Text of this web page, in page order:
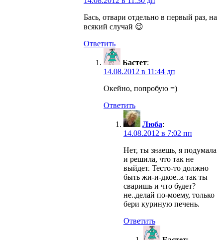
Бась, отвари отдельно в первый раз, на
всякий случай 😉
Ответить
Бастет:
14.08.2012 в 11:44 дп
Окейно, попробую =)
Ответить
Люба:
14.08.2012 в 7:02 пп
Нет, ты знаешь, я подумала
и решила, что так не
выйдет. Тесто-то должно
быть жи-и-дкое..а так ты
сваришь и что будет?
не..делай по-моему, только
бери куриную печень.
Ответить